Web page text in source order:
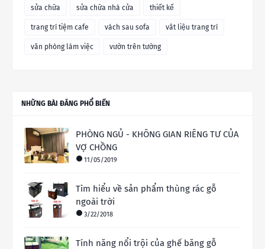
sửa chữa sửa chữa nhà cửa thiết kế
trang trí tiệm cafe vách sau sofa vât liệu trang trí
văn phòng làm việc vườn trên tường
NHỮNG BÀI ĐĂNG PHỔ BIẾN
PHÒNG NGỦ - KHÔNG GIAN RIÊNG TƯ CỦA
VỢ CHỒNG
11/05/2019
Tìm hiểu về sản phẩm thùng rác gỗ
ngoài trời
3/22/2018
Tính năng nổi trội của ghế băng gỗ